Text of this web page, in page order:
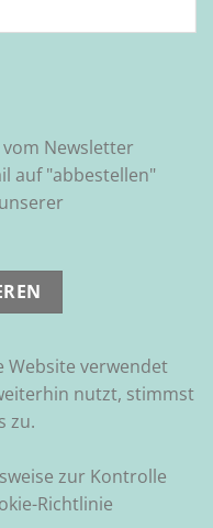
Newsletter
auf "abbestellen"
Website verwendet
nutzt, stimmst
zu.
zur Kontrolle
Richtlinie